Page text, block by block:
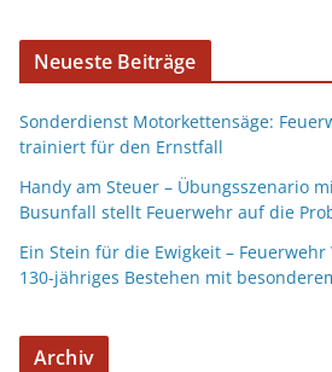
Neueste Beiträge
Sonderdienst Motorkettensäge:
trainiert für den Ernstfall
Handy am Steuer – Übungsszenario
Busunfall stellt Feuerwehr auf die
Ein Stein für die Ewigkeit –
130-jähriges Bestehen mit
Archiv